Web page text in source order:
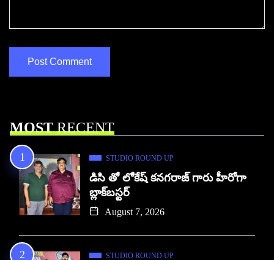
MOSTRECENT
STUDIO ROUND UP
డిసి తో లోకేష్ కనగరాజ్ గారు హీరోగా
బ్లాక్‌బస్టర్
August 7, 2026
STUDIO ROUND UP